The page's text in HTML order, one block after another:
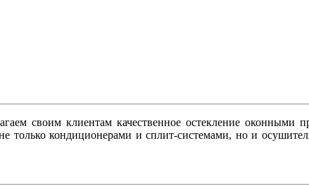
своим клиентам качественное остекление оконными
только кондиционерами и сплит-системами, но и